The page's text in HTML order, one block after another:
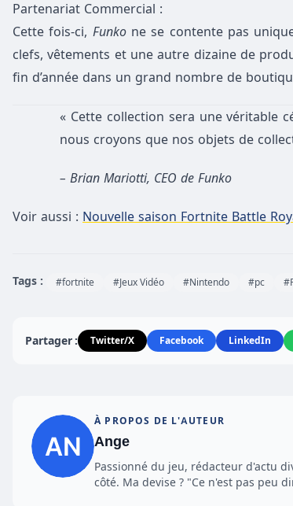
Partenariat Commercial :
Cette fois-ci, Funkone se contente pas
clefs, vêtements et une autre dizainede
fin d’année dans un grand nombre de
« Cette collection sera une véritable
nous croyons que nos objets de
– Brian Mariotti, CEO de Funko
Voir aussi : Nouvelle saison Fortnite Battle
Tags : #fortnite #Jeux Vidéo #Nintendo #pc
Partager : Twitter/X Facebook LinkedIn
À PROPOS DE L'AUTEUR
Ange
Passionné du jeu, rédacteur d'actu
côté. Ma devise ? "Ce n'est pas peu